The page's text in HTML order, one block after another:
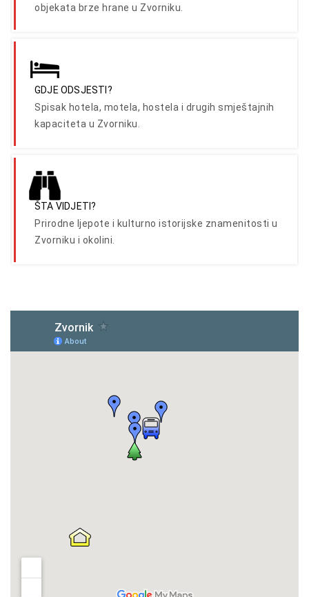
objekata brze hrane u Zvorniku.
GDJE ODSJESTI?
Spisak hotela, motela, hostela i drugih smještajnih
kapaciteta u Zvorniku.
ŠTA VIDJETI?
Prirodne ljepote i kulturno istorijske znamenitosti u
Zvorniku i okolini.